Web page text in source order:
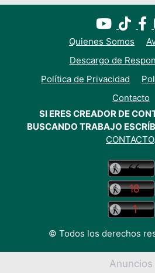
Quienes Somos
Descargo de
Política de Privacidad
Contacto
SI ERES CREADOR DE
BUSCANDO TRABAJO
CONTACTO.
© Todos los derechos
Anuncios
Usamos cookies para mejorar tu
sitio web. Al navegar en este
Aceptar